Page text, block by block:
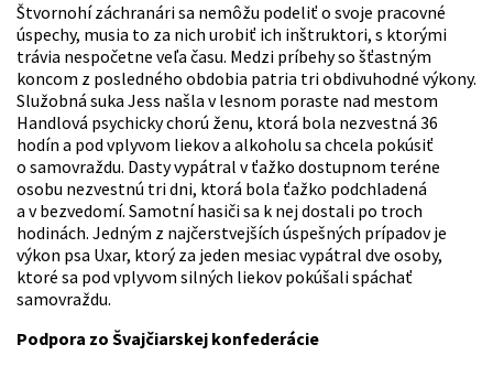
Štvornohí záchranári sa nemôžu podeliť o svoje pracovné
úspechy, musia to za nich urobiť ich inštruktori, s ktorými
trávia nespočetne veľa času. Medzi príbehy so šťastným
koncom z posledného obdobia patria tri obdivuhodné výkony.
Služobná suka Jess našla v lesnom poraste nad mestom
Handlová psychicky chorú ženu, ktorá bola nezvestná 36
hodín a pod vplyvom liekov a alkoholu sa chcela pokúsiť
o samovraždu. Dasty vypátral v ťažko dostupnom teréne
osobu nezvestnú tri dni, ktorá bola ťažko podchladená
a v bezvedomí. Samotní hasiči sa k nej dostali po troch
hodinách. Jedným z najčerstvejších úspešných prípadov je
výkon psa Uxar, ktorý za jeden mesiac vypátral dve osoby,
ktoré sa pod vplyvom silných liekov pokúšali spáchať
samovraždu.
Podpora zo Švajčiarskej konfederácie